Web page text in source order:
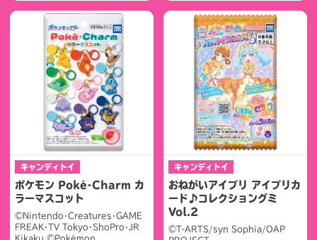
キャンディトイ
ポケモン Poké-Charm カ
ラーマスコット
©Nintendo･Creatures･GAME
FREAK･TV Tokyo･ShoPro･JR
Kikaku ©Pokémon
キャンディトイ
おねがいアイプリ アイプリカ
ード♪コレクショングミ
Vol.2
©T-ARTS/syn Sophia/OAP